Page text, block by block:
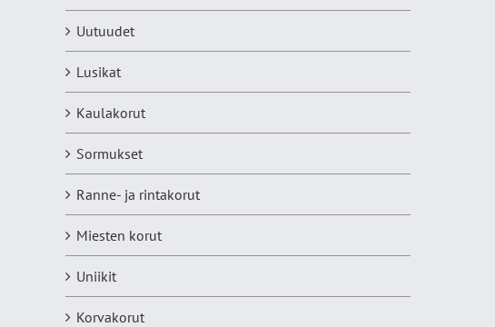
Uutuudet
Lusikat
Kaulakorut
Sormukset
Ranne- ja rintakorut
Miesten korut
Uniikit
Korvakorut